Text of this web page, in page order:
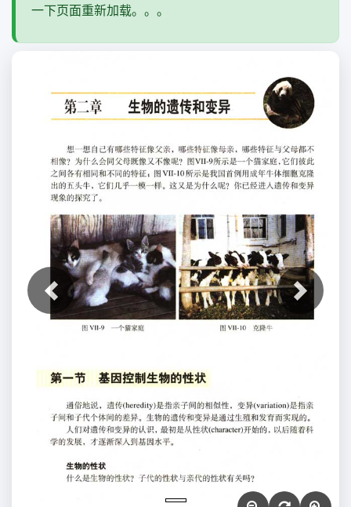
一下页面重新加载。。。
上一张 下一张